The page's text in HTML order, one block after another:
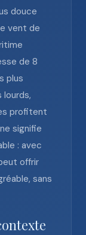
douce
vent de
de 8
plus
lourds,
profitent
signifie
: avec
offrir
sans